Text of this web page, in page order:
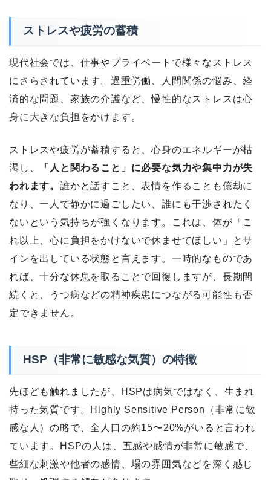
ストレスや疲労の蓄積
現代社会では、仕事やプライベートで様々なストレス
にさらされています。過重労働、人間関係の悩み、経
済的な問題、家族の介護など、慢性的なストレスは心
身に大きな負担をかけます。
ストレスや疲労が蓄積すると、心身のエネルギーが枯
渇し、
「人と関わること」に必要な気力や集中力が失
われます。 誰かと話すこと、表情を作ることも億劫に
なり、一人で静かに過ごしたい、誰にも干渉されたく
ないという気持ちが強くなります。これは、体が「こ
れ以上、心に負担をかけないで休ませてほしい」とサ
インを出している状態と言えます。一時的なものであ
れば、十分な休息を取ることで回復しますが、長期間
続くと、うつ病などの精神疾患につながる可能性も否
定できません。
HSP（非常に敏感な気質）の特徴
先ほども触れましたが、HSPは病気ではなく、生まれ
持った気質です。Highly Sensitive Person（非常に敏
感な人）の略で、全人口の約15〜20%がいると言われ
ています。HSPの人は、五感や感情が非常に敏感で、
些細な刺激や他者の感情、場の雰囲気などを深く感じ